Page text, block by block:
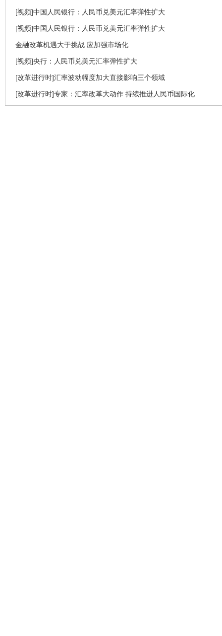
[视频]中国人民银行：人民币兑美元汇率弹性扩大
[视频]中国人民银行：人民币兑美元汇率弹性扩大
金融改革机遇大于挑战 应加强市场化
[视频]央行：人民币兑美元汇率弹性扩大
[改革进行时]汇率波动幅度加大直接影响三个领域
[改革进行时]专家：汇率改革大动作 持续推进人民币国际化